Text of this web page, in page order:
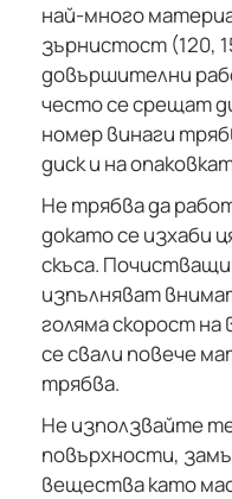
най-много
зърнистост (120,
довършителни
често се срещат
номер винаги
диск и на
Не трябва да
докато се изхаби
скъса.
изпълняват
голяма скорост на
се свали повече
трябва.
Не използвайте
повърхности,
вещества като